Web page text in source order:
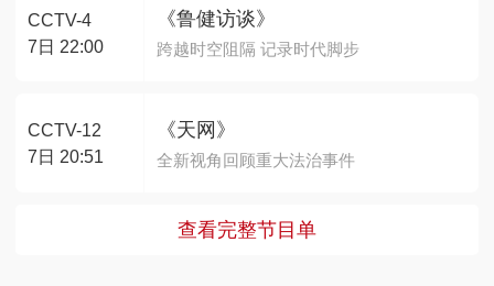
CCTV-4
7日 22:00
《鲁健访谈》
跨越时空阻隔 记录时代脚步
CCTV-12
7日 20:51
《天网》
全新视角回顾重大法治事件
查看完整节目单